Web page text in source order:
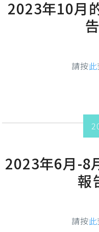
2023年10月
請按此
2023年6月-8
報
請按此